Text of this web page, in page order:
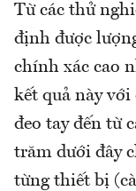
Từ các thử
định được
chính xác cao
kết quả này
đeo tay đến từ
trăm dưới đây
từng thiết bị